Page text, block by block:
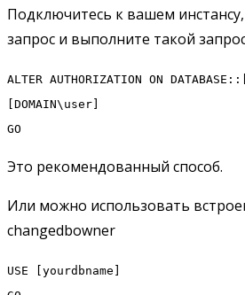
Подключитесь к вашем
запрос и выполните такой
ALTER AUTHORIZATION ON
[DOMAIN\user]
GO
Это рекомендованный способ.
Или можно использовать
changedbowner
USE [yourdbname]